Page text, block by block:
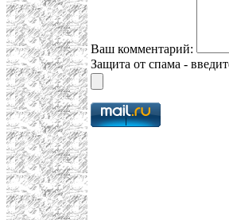
Ваш комментарий:
Защита от спама -